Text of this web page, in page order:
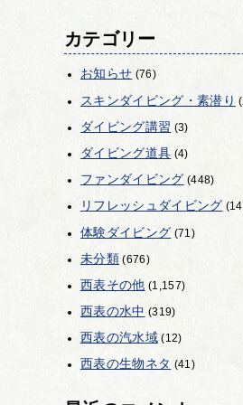
カテゴリー
お知らせ (76)
スキンダイビング・素潜り
ダイビング講習 (3)
ダイビング道具 (4)
ファンダイビング (448)
リフレッシュダイビング
体験ダイビング (71)
未分類(676)
西表その他 (1,157)
西表の水中 (319)
西表の汽水域(12)
西表の生物ネタ (41)